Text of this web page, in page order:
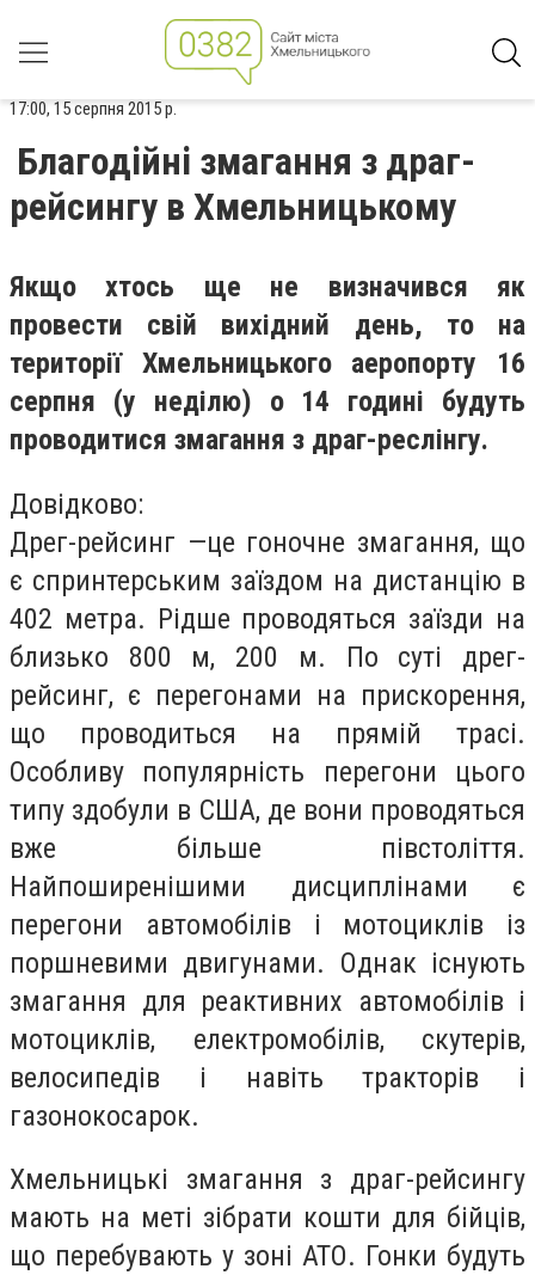
17:00, 15 серпня 2015 р.
Благодійні змагання з драг-
рейсингу в Хмельницькому
Якщо хтось ще не визначився як
провести свій вихідний день, то на
території Хмельницького аеропорту 16
серпня (у неділю) о 14 годині будуть
проводитися змагання з драг-реслінгу.
Довідково:
Дрег-рейсинг —це гоночне змагання, що
є спринтерським заїздом на дистанцію в
402 метра. Рідше проводяться заїзди на
близько 800 м, 200 м. По суті дрег-
рейсинг, є перегонами на прискорення,
що проводиться на прямій трасі.
Особливу популярність перегони цього
типу здобули в США, де вони проводяться
вже більше півстоліття.
Найпоширенішими дисциплінами є
перегони автомобілів і мотоциклів із
поршневими двигунами. Однак існують
змагання для реактивних автомобілів і
мотоциклів, електромобілів, скутерів,
велосипедів і навіть тракторів і
газонокосарок.
Хмельницькі змагання з драг-рейсингу
мають на меті зібрати кошти для бійців,
що перебувають у зоні АТО. Гонки будуть